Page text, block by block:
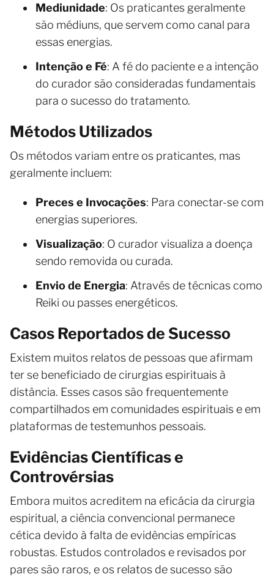
Mediunidade: Os praticantes geralmente
são médiuns, que servem como canal para
essas energias.
Intenção e Fé: A fé do paciente e a intenção
do curador são consideradas fundamentais
para o sucesso do tratamento.
Métodos Utilizados
Os métodos variam entre os praticantes, mas
geralmente incluem:
Preces e Invocações: Para conectar-se com
energias superiores.
Visualização: O curador visualiza a doença
sendo removida ou curada.
Envio de Energia: Através de técnicas como
Reiki ou passes energéticos.
Casos Reportados de Sucesso
Existem muitos relatos de pessoas que afirmam
ter se beneficiado de cirurgias espirituais à
distância. Esses casos são frequentemente
compartilhados em comunidades espirituais e em
plataformas de testemunhos pessoais.
Evidências Científicas e
Controvérsias
Embora muitos acreditem na eficácia da cirurgia
espiritual, a ciência convencional permanece
cética devido à falta de evidências empíricas
robustas. Estudos controlados e revisados por
pares são raros, e os relatos de sucesso são